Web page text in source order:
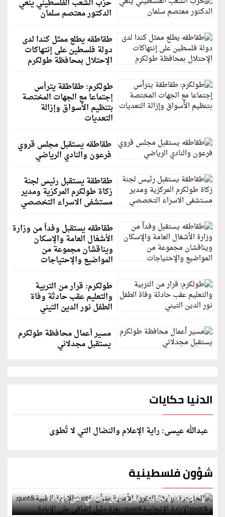
حزب الشعب الفلسطيني ينعي
الدكتور معتصم سلمان
طقاطقه يطلع ممثل كندا لدى
دولة فلسطين على إنتهاكات
الإحتلال بمحافظة طولكرم
طولكرم: طقاطقة يترأس
إجتماعا مع الجهات المختصة
بتنظيم الأسواق وإزالة
التعديات
طقاطقه يستقبل مجلس قروي
فرعون والنادي الرياضي
طقاطقة يستقبل رئيس لجنة
زكاة طولكرم المركزية ومدير
مستشفى الاسراء التخصصي
طقاطقه يستقبل وفداً من وزارة
الأشغال العامة والإسكان
ويناقشان مجموعة من
المواضيع والإحتياجات
طولكرم: قرار من التربية
والتعليم عقب حادثة وفاة
الطفل نور الدين التيني
مسير أعمال محافظة طولكرم
يستقبل مجدلاني
الدنيا حكايات
عبدالله عيسى: راية الإعلام والنضال التي لا تُطوى
شؤون فلسطينية
الخارجية: وثيقة المقررة الأممية بشأن "الإبادة الطبية"
و"الإبادة الإنجابية" بغزة دليل إضافي على الإبادة